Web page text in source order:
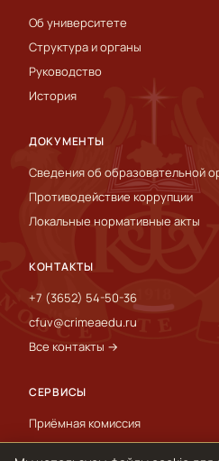
Об университете
Структура и органы
Руководство
История
ДОКУМЕНТЫ
Сведения об образовательной
Противодействие коррупции
Локальные нормативные акты
КОНТАКТЫ
+7 (3652) 54-50-36
cfuv@crimeaedu.ru
Все контакты →
СЕРВИСЫ
Приёмная комиссия
Пресс-служба